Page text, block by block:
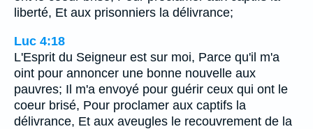
liberté, Et aux prisonniers la délivrance;
Luc 4:18
L'Esprit du Seigneur est sur moi, Parce qu'il m'a
oint pour annoncer une bonne nouvelle aux
pauvres; Il m'a envoyé pour guérir ceux qui ont le
coeur brisé, Pour proclamer aux captifs la
délivrance, Et aux aveugles le recouvrement de la